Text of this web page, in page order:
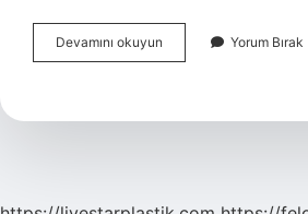
Devamını okuyun
Kavurga
Yorum Bırak